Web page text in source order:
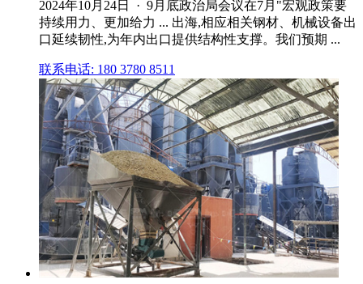
2024年10月24日 · 9月底政治局会议在7月"宏观政策要
持续用力、更加给力 ... 出海,相应相关钢材、机械设备出
口延续韧性,为年内出口提供结构性支撑。我们预期 ...
联系电话: 180 3780 8511